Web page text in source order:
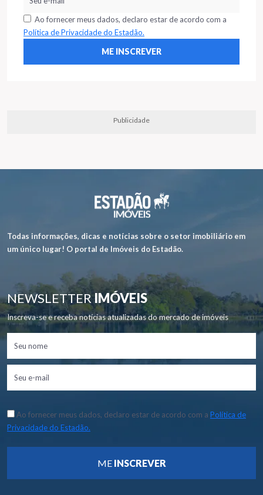
Ao fornecer meus dados, declaro estar de acordo com a
Política de Privacidade do Estadão.
Publicidade
Todas informações, dicas e notícias sobre o setor imobiliário em
um único lugar! O portal de Imóveis do Estadão.
NEWSLETTERIMÓVEIS
Inscreva-se e receba notícias atualizadas do mercado de imóveis
Ao fornecer meus dados, declaro estar de acordo com a Política de
Privacidade do Estadão.
ME INSCREVER